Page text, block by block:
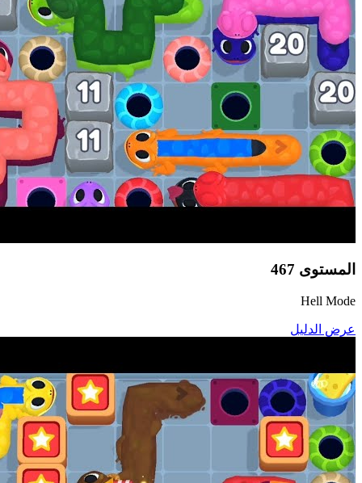
المستوى 467
Hell Mode
عرض الدليل